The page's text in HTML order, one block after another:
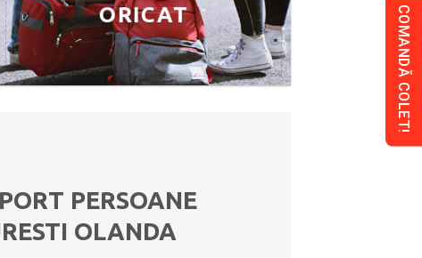
ORICAT
PERSOANE
OLANDA
COMANDĂ COLET!